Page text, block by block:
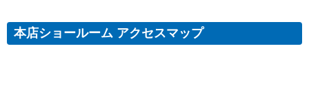
本店ショールーム アクセスマップ